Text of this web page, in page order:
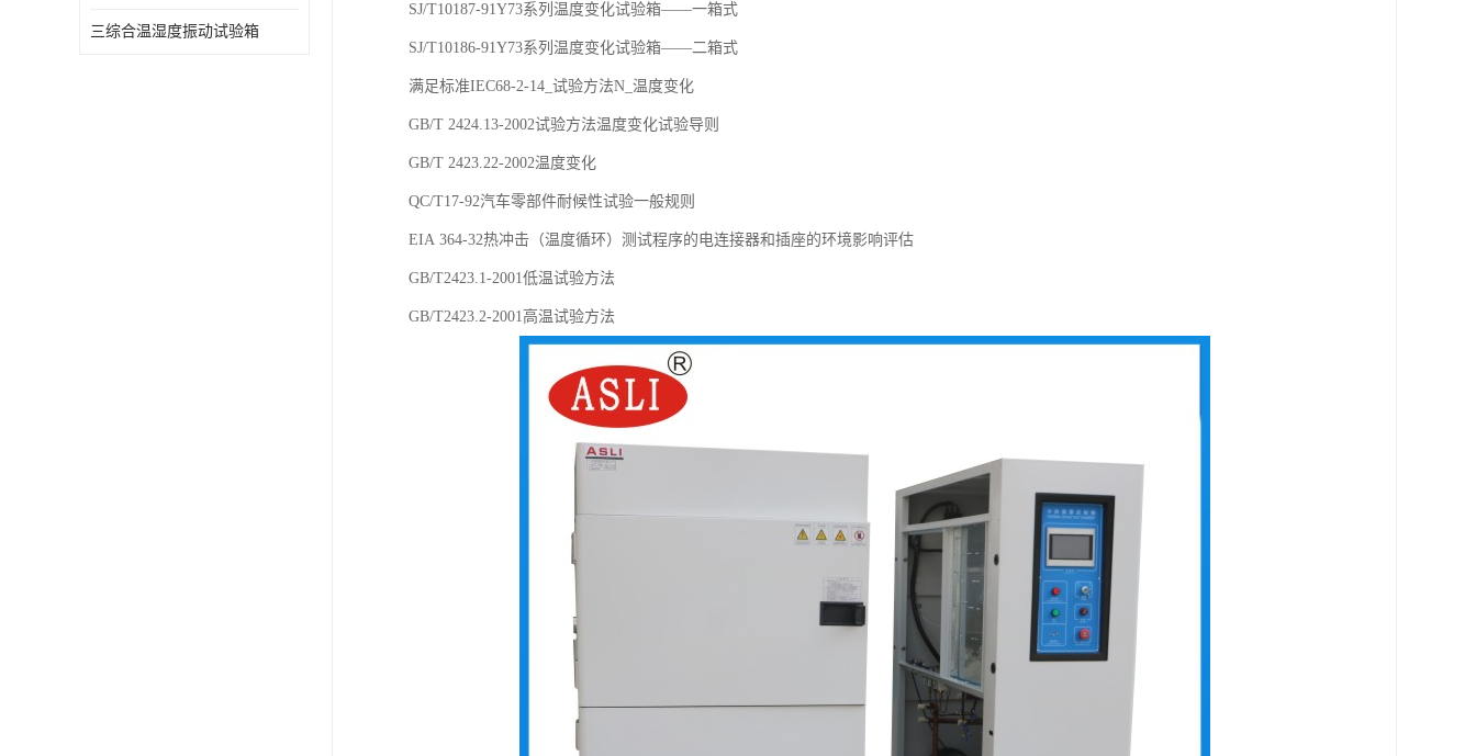
三综合温湿度振动试验箱
SJ/T10187-91Y73系列温度变化试验箱——一箱式
SJ/T10186-91Y73系列温度变化试验箱——二箱式
满足标准IEC68-2-14_试验方法N_温度变化
GB/T 2424.13-2002试验方法温度变化试验导则
GB/T 2423.22-2002温度变化
QC/T17-92汽车零部件耐候性试验一般规则
EIA 364-32热冲击（温度循环）测试程序的电连接器和插座的环境影响评估
GB/T2423.1-2001低温试验方法
GB/T2423.2-2001高温试验方法